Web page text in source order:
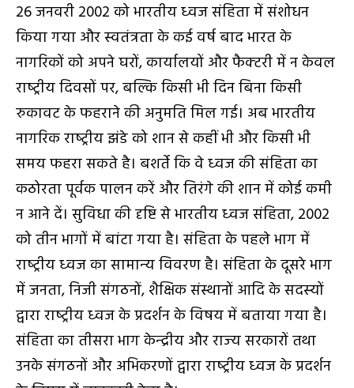
26 जनवरी 2002 को भारतीय ध्‍वज संहिता में संशोधन
किया गया और स्‍वतंत्रता के कई वर्ष बाद भारत के
नागरिकों को अपने घरों, कार्यालयों और फैक्‍ट‍री में न केवल
राष्‍ट्रीय दिवसों पर, बल्कि किसी भी दिन बिना किसी
रुकावट के फहराने की अनुमति मिल गई। अब भारतीय
नागरिक राष्‍ट्रीय झंडे को शान से कहीं भी और किसी भी
समय फहरा सकते है। बशर्ते कि वे ध्‍वज की संहिता का
कठोरता पूर्वक पालन करें और तिरंगे की शान में कोई कमी
न आने दें। सुविधा की दृष्टि से भारतीय ध्‍वज संहिता, 2002
को तीन भागों में बांटा गया है। संहिता के पहले भाग में
राष्‍ट्रीय ध्‍वज का सामान्‍य विवरण है। संहिता के दूसरे भाग
में जनता, निजी संगठनों, शैक्षिक संस्‍थानों आदि के सदस्‍यों
द्वारा राष्‍ट्रीय ध्‍वज के प्रदर्शन के विषय में बताया गया है।
संहिता का तीसरा भाग केन्‍द्रीय और राज्‍य सरकारों तथा
उनके संगठनों और अभिकरणों द्वारा राष्‍ट्रीय ध्‍वज के प्रदर्शन